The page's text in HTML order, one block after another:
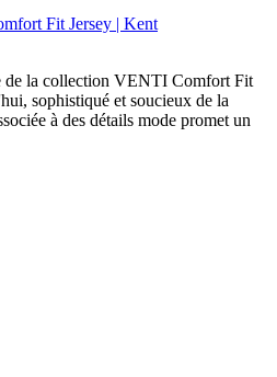
Fit Jersey | Kent
de la collection VENTI Comfort Fit
sophistiqué et soucieux de la
à des détails mode promet un